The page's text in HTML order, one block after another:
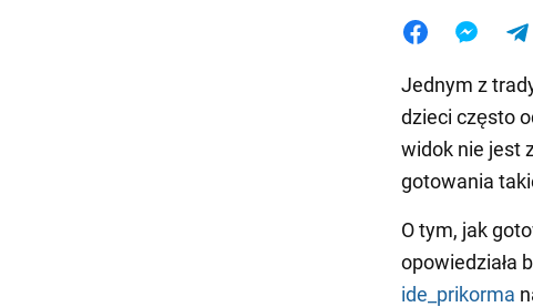
Jednym z
dzieci często
widok nie jest
gotowania
O tym, jak
opowiedziała
ide_prikorma